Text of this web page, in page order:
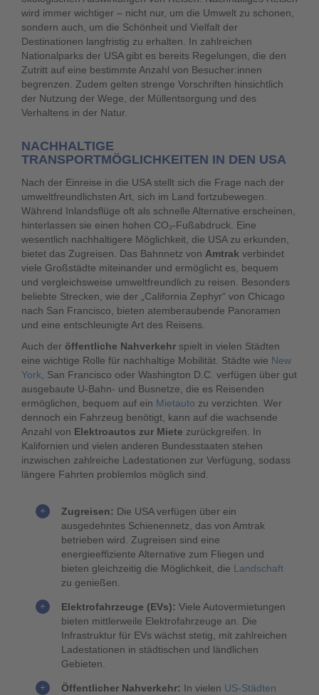
wird immer wichtiger – nicht nur, um die Umwelt zu schonen,
sondern auch, um die Schönheit und Vielfalt der
Destinationen langfristig zu erhalten. In zahlreichen
Nationalparks der USA gibt es bereits Regelungen, die den
Zutritt auf eine bestimmte Anzahl von Besucher:innen
begrenzen. Zudem gelten strenge Vorschriften hinsichtlich
der Nutzung der Wege, der Müllentsorgung und des
Verhaltens in der Natur.
NACHHALTIGE
TRANSPORTMÖGLICHKEITEN IN DEN USA
Nach der Einreise in die USA stellt sich die Frage nach der
umweltfreundlichsten Art, sich im Land fortzubewegen.
Während Inlandsflüge oft als schnelle Alternative erscheinen,
hinterlassen sie einen hohen CO₂-Fußabdruck. Eine
wesentlich nachhaltigere Möglichkeit, die USA zu erkunden,
bietet das Zugreisen. Das Bahnnetz von Amtrak verbindet
viele Großstädte miteinander und ermöglicht es, bequem
und vergleichsweise umweltfreundlich zu reisen. Besonders
beliebte Strecken, wie der „California Zephyr“ von Chicago
nach San Francisco, bieten atemberaubende Panoramen
und eine entschleunigte Art des Reisens.
Auch der öffentliche Nahverkehr spielt in vielen Städten
eine wichtige Rolle für nachhaltige Mobilität. Städte wie New
York , San Francisco oder Washington D.C. verfügen über gut
ausgebaute U-Bahn- und Busnetze, die es Reisenden
ermöglichen, bequem auf ein Mietauto zu verzichten. Wer
dennoch ein Fahrzeug benötigt, kann auf die wachsende
Anzahl von Elektroautos zur Miete zurückgreifen. In
Kalifornien und vielen anderen Bundesstaaten stehen
inzwischen zahlreiche Ladestationen zur Verfügung, sodass
längere Fahrten problemlos möglich sind.
Zugreisen: Die USA verfügen über ein
ausgedehntes Schienennetz, das von Amtrak
betrieben wird. Zugreisen sind eine
energieeffiziente Alternative zum Fliegen und
bieten gleichzeitig die Möglichkeit, die Landschaft
zu genießen.
Elektrofahrzeuge (EVs): Viele Autovermietungen
bieten mittlerweile Elektrofahrzeuge an. Die
Infrastruktur für EVs wächst stetig, mit zahlreichen
Ladestationen in städtischen und ländlichen
Gebieten.
Öffentlicher Nahverkehr: In vielen US-Städten